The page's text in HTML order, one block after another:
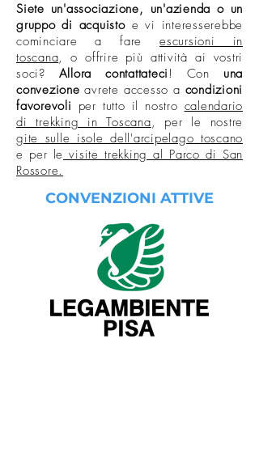
Siete un'associazione, un'azienda o un
gruppo di acquistoe vi interesserebbe
cominciare a fareescursioni in
toscana,o offrire più attività ai vostri
soci? Allora contattateci! Con una
convezione avrete accesso a condizioni
favorevoli per tutto il nostro calendario
di trekking in Toscana, per le nostre
gite sulle isole dell'arcipelago toscano
e per le visite trekking al Parco di San
Rossore.
CONVENZIONI ATTIVE